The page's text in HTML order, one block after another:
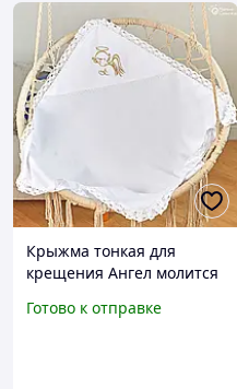
Крыжма тонкая для
крещения Ангел молится
Готово к отправке